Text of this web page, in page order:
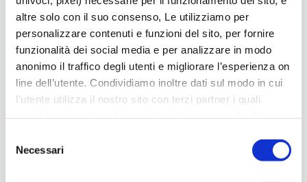
altre solo con il suo consenso, Le utilizziamo per
personalizzare contenuti e funzioni del sito, per fornire
funzionalità dei social media e per analizzare in modo
anonimo il traffico degli utenti e migliorare l’esperienza on
line dell’utente. Condividiamo inoltre dati sul modo in cui
l'utente utilizza il nostro sito con terzi partner i quali
loro servizi, per finalità pubblicitarie creando elenchi di
segmenti di pubblico per fornire annunci sui social media
delNecessari
entrare nel cuore della Fashion Week milanese e proiettare il
valore artigiano del Made in Italy su scala internazionale.
SCARICA LA SCHEDA DI PREADESIONE